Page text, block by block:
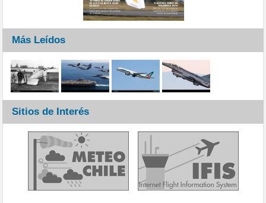
Más Leídos
Sitios de Interés